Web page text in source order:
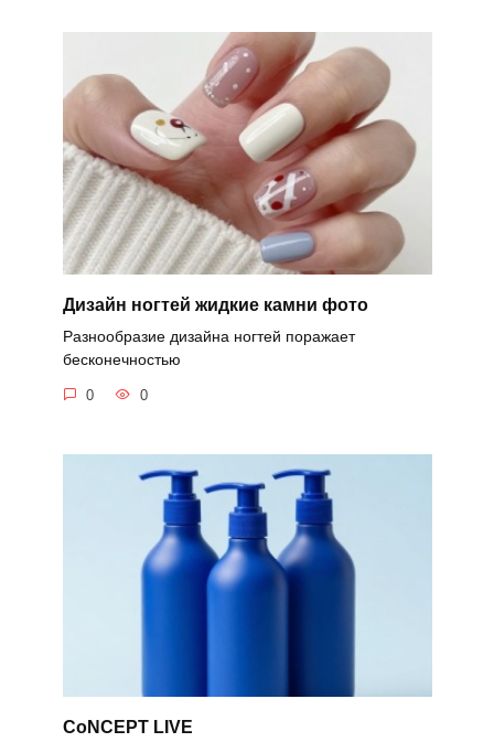
Дизайн ногтей жидкие камни фото
Разнообразие дизайна ногтей поражает
бесконечностью
0 0
CoNCEPT LIVE